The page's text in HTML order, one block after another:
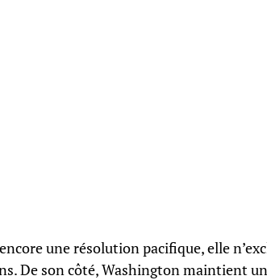
une résolution pacifique, elle
De son côté, Washington maintient